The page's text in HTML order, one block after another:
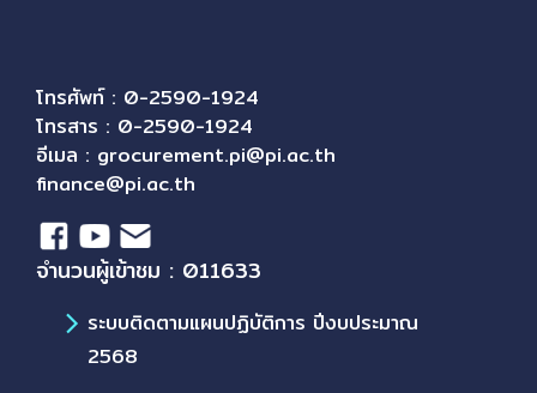
โทรศัพท์ : 0-2590-1924
โทรสาร : 0-2590-1924
อีเมล : grocurement.pi@pi.ac.th
finance@pi.ac.th
จำนวนผู้เข้าชม : 011633
ระบบติดตามแผนปฏิบัติการ ปีงบประมาณ
2568